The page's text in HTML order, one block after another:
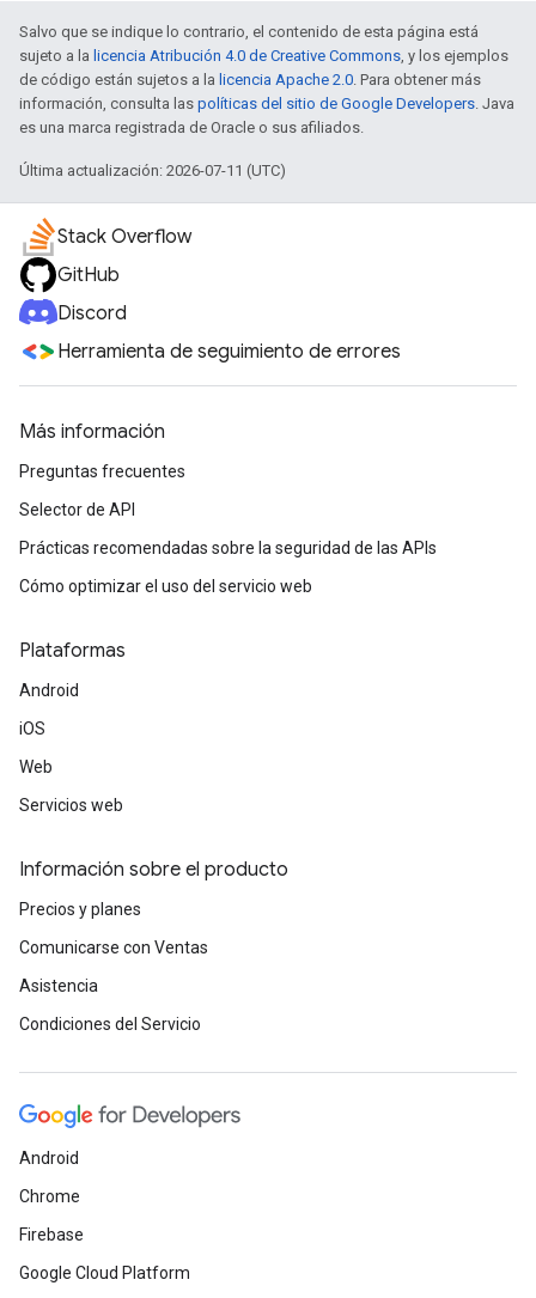
Salvo que se indique lo contrario, el contenido de esta página está
sujeto a la licencia Atribución 4.0 de Creative Commons, y los ejemplos
de código están sujetos a la licencia Apache 2.0. Para obtener más
información, consulta las políticas del sitio de Google Developers. Java
es una marca registrada de Oracle o sus afiliados.
Última actualización: 2026-07-11 (UTC)
Stack Overflow
GitHub
Discord
Herramienta de seguimiento de errores
Más información
Preguntas frecuentes
Selector de API
Prácticas recomendadas sobre la seguridad de las APIs
Cómo optimizar el uso del servicio web
Plataformas
Android
iOS
Web
Servicios web
Información sobre el producto
Precios y planes
Comunicarse con Ventas
Asistencia
Condiciones del Servicio
Android
Chrome
Firebase
Google Cloud Platform